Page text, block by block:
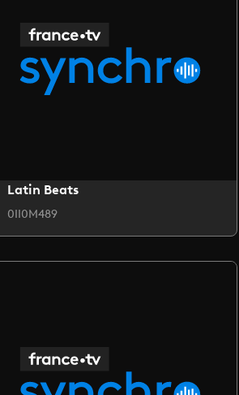
Latin Beats
0II0M489